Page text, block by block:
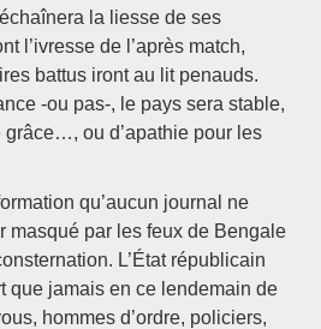
la liesse de ses
l’ivresse de l’après match,
battus iront au lit penauds.
-ou pas-, le pays sera stable,
grâce…, ou d’apathie pour les
qu’aucun journal ne
masqué par les feux de Bengale
L’État républicain
que jamais en ce lendemain de
hommes d’ordre, policiers,